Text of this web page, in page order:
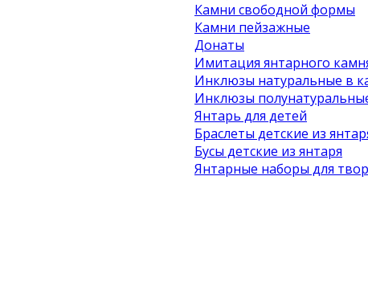
Камни свободной формы
Камни пейзажные
Донаты
Имитация янтарного
Инклюзы натуральные в
Инклюзы
Янтарь для детей
Браслеты детские из
Бусы детские из янтаря
Янтарные наборы для